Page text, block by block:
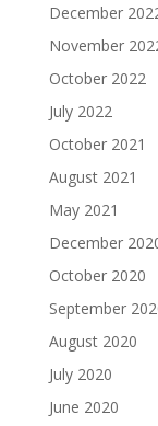
December
November
October 2022
July 2022
October 2021
August 2021
May 2021
December
October 2020
September
August 2020
July 2020
June 2020